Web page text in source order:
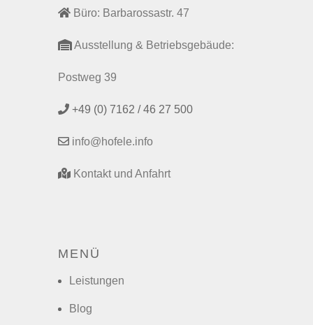
Büro: Barbarossastr. 47
Ausstellung & Betriebsgebäude:
Postweg 39
+49 (0) 7162 / 46 27 500
info@hofele.info
Kontakt und Anfahrt
MENÜ
Leistungen
Blog